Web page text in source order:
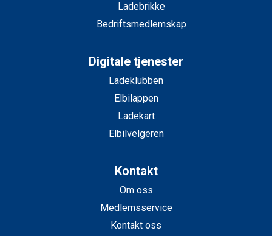
Ladebrikke
Bedriftsmedlemskap
Digitale tjenester
Ladeklubben
Elbilappen
Ladekart
Elbilvelgeren
Kontakt
Om oss
Medlemsservice
Kontakt oss